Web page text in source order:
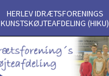
HERLEV IDRÆTSFORENINGS
KUNSTSKØJTEAFDELING (HIKU)